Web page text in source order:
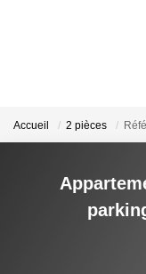
Accueil 2 pièces